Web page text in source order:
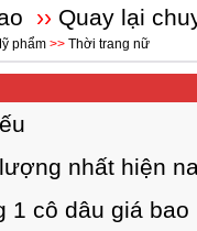
›› Quay lại
phẩm >> Thời trang nữ
nhất hiện
1 cô dâu giá bao